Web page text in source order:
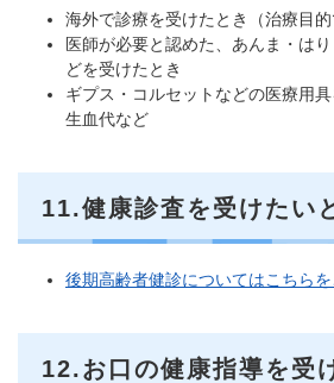
海外で診療を受けたとき（治療目的
医師が必要と認めた、あんま・は
どを受けたとき
ギプス・コルセットなどの医療用
生血代など
11.健康診査を受けたい
後期高齢者健診についてはこちらを
12.お口の健康指導を受